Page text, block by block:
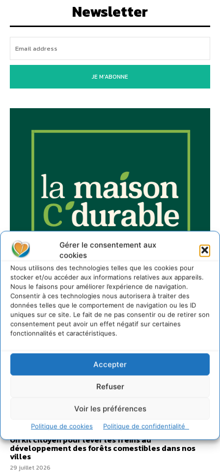
Gérer le consentement aux
cookies
Nous utilisons des technologies telles que les cookies pour
stocker et/ou accéder aux informations relatives aux appareils.
Nous le faisons pour améliorer l’expérience de navigation.
Consentir à ces technologies nous autorisera à traiter des
données telles que le comportement de navigation ou les ID
uniques sur ce site. Le fait de ne pas consentir ou de retirer son
consentement peut avoir un effet négatif sur certaines
fonctionnalités et caractéristiques.
Accepter
Refuser
Voir les préférences
Politique de cookies Politique de confidentialité
Newsletter
JE M'ABONNE
Sur Cdurable
Comment le sol français a perdu sa mémoire
hydrique et déréglé tout le territoire (2020-2026)
Développer notre attention aux espèces vivantes
non humaines avec les communs de Zoepolis
30 juillet 2026
Un kit citoyen pour lever les freins au
développement des forêts comestibles dans nos
villes
29 juillet 2026